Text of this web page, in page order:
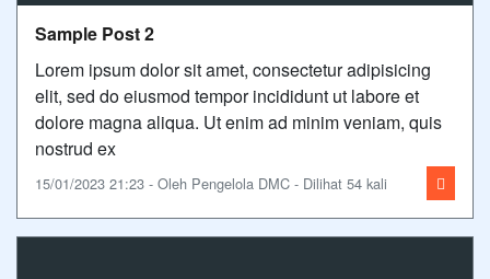
Sample Post 2
Lorem ipsum dolor sit amet, consectetur adipisicing
elit, sed do eiusmod tempor incididunt ut labore et
dolore magna aliqua. Ut enim ad minim veniam, quis
nostrud ex
15/01/2023 21:23 - Oleh Pengelola DMC - Dilihat 54 kali